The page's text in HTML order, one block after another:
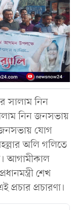
সালাম নিন
নিন জনসভায়
যোগ
অলি গলিতে
আগামীকাল
শেখ
প্রচারণা।